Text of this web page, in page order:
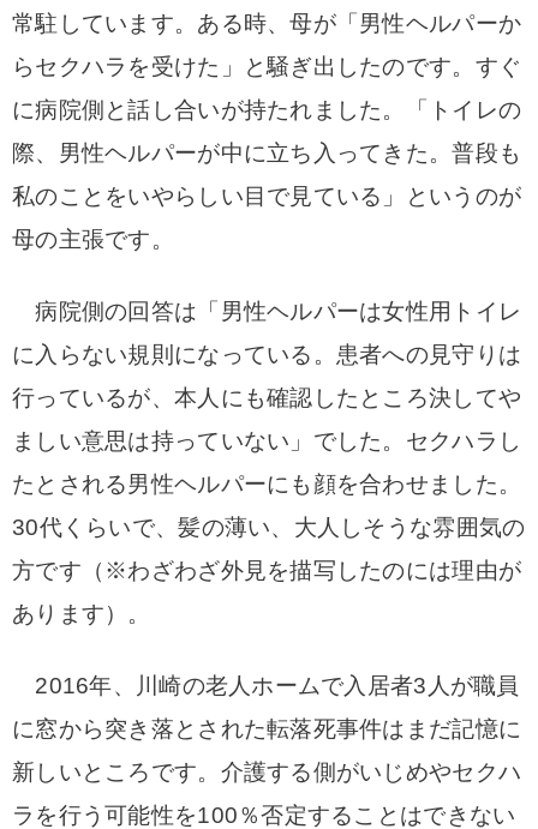
常駐しています。 ある時、母が「男性ヘルパーか
らセクハラを受けた」と騒ぎ出したのです。 すぐ
に病院側と話し合いが持たれました。
「トイレの
際、男性ヘルパーが中に立ち入ってきた。普段も
私のことをいやらしい目で見ている」というのが
母の主張です。
病院側の回答は「男性ヘルパーは女性用トイレ
に入らない規則になっている。患者への見守りは
行っているが、本人にも確認したところ決してや
ましい意思は持っていない」でした。 セクハラし
たとされる男性ヘルパーにも顔を合わせました。
30代くらいで、髪の薄い、大人しそうな雰囲気の
方です（※わざわざ外見を描写したのには理由が
あります）。
2016年、川崎の老人ホームで入居者3人が職員
に窓から突き落とされた転落死事件はまだ記憶に
新しいところです。 介護する側がいじめやセクハ
ラを行う可能性を100％否定することはできない